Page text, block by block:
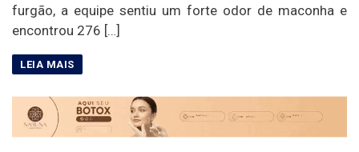
furgão, a equipe sentiu um forte odor de maconha e
encontrou 276 […]